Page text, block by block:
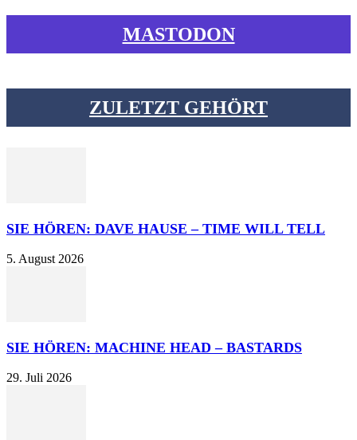
MASTODON
ZULETZT GEHÖRT
SIE HÖREN: DAVE HAUSE – TIME WILL TELL
5. August 2026
SIE HÖREN: MACHINE HEAD – BASTARDS
29. Juli 2026